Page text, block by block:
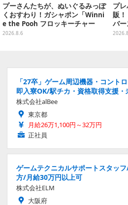
プーさんたちが、ぬいぐるみっぽ
くおすわり！ガシャポン「Winni
e the Pooh フロッキーチャー
ム」ふわふわでどれも可愛い全4
2026.8.6
プ
販
バー
（ナ
「27卒」ゲーム周辺機器・コント
即入寮OK/駅チカ・資格取得支援・
株式会社alBee
東京都
月給26万1,100円～32万円
正社員
ゲームテクニカルサポートスタッ
方/月給30万円以上可
株式会社ELM
大阪府